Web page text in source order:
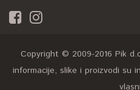
Copyright © 2009-2016 Pik
informacije, slike i proizvodi su